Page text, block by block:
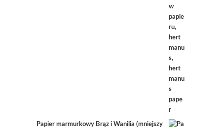
Papier marmurkowy Brąz i Wanilia (mniejszy